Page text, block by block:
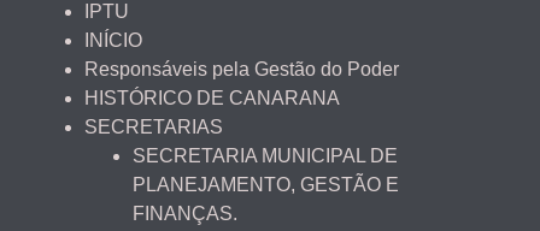
IPTU
INÍCIO
Responsáveis pela Gestão do Poder
HISTÓRICO DE CANARANA
SECRETARIAS
SECRETARIA MUNICIPAL DE
PLANEJAMENTO, GESTÃO E
FINANÇAS.